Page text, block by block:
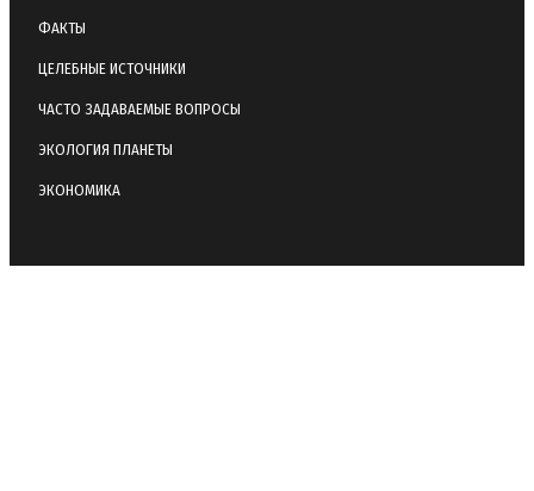
ФАКТЫ
ЦЕЛЕБНЫЕ ИСТОЧНИКИ
ЧАСТО ЗАДАВАЕМЫЕ ВОПРОСЫ
ЭКОЛОГИЯ ПЛАНЕТЫ
ЭКОНОМИКА